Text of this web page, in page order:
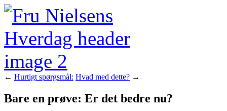
← Hurtigt spørgsmål: Hvad med dette? →
Bare en prøve: Er det bedre nu?